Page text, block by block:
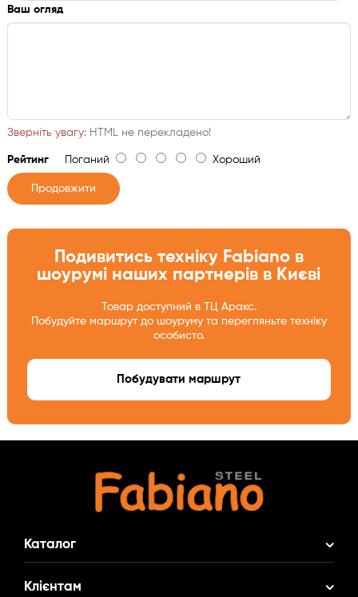
Ваш огляд
Зверніть увагу:HTML не перекладено!
РейтингПоганий Хороший
Продовжити
Подивитись техніку Fabiano в
шоурумі наших партнерів в Києві
Товар доступний в ТЦ Аракс.
Побудуйте маршрут до шоуруму та перегляньте техніку
особисто.
Побудувати маршрут
Каталог
Акційні Комплекти
Клієнтам